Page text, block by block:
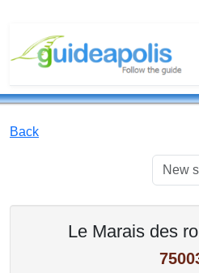
Back
Le Marais des